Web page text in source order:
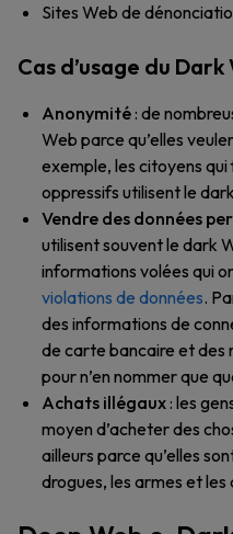
Sites Web de
Cas d’usage du Dark
Anonymité: de
Web parce qu’elles
exemple, les citoyens
oppressifs utilisent le
Vendre des données
utilisent souvent le dark
informations volées qui
violations de données.
des informations de
de carte bancaire et des
pour n’en nommer que
Achats illégaux: les
moyen d’acheter des
ailleurs parce qu’elles
drogues, les armes et les